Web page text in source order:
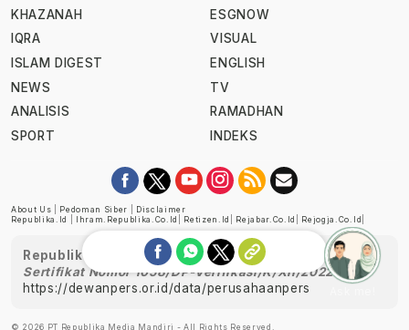
KHAZANAH
IQRA
ISLAM DIGEST
NEWS
ANALISIS
SPORT
ESGNOW
VISUAL
ENGLISH
TV
RAMADHAN
INDEKS
About Us Pedoman Siber
Disclaimer
Republika.id
Ihram.republika.co.id Retizen.id Rejabar.co.id Rejogja.co.id
Republika telah diverifikasi oleh Dewan Pers
Sertifikat Nomor 1058/DP-Verifikasi/K/XII/2022
https://dewanpers.or.id/data/perusahaanpers
© 2026 PT Republika Media Mandiri - All Rights Reserved.